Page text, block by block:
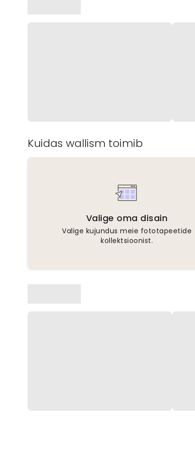
Kuidas wallism toimib
Valige oma disain
Valige kujundus meie fototapeetide
kollektsioonist.